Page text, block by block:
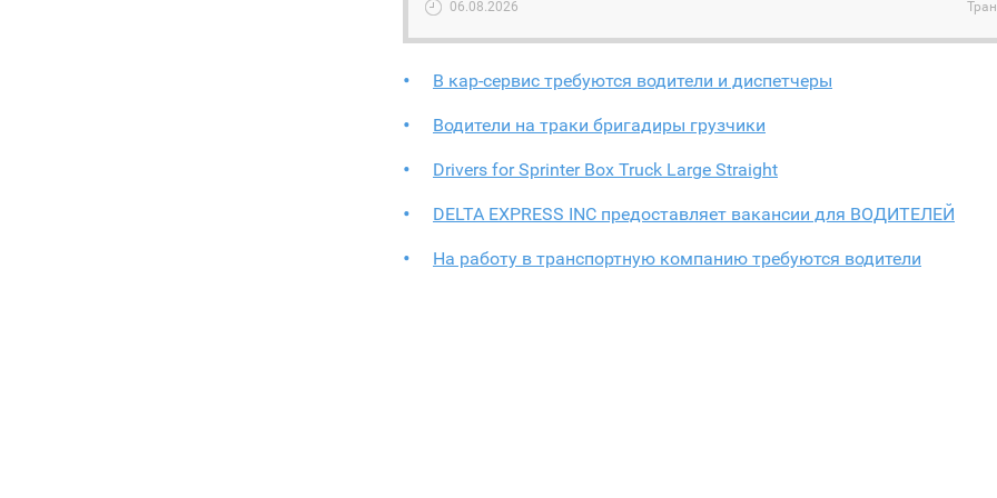
06.08.2026
В кар-сервис требуются водители и диспетчеры
Водители на траки бригадиры грузчики
Drivers for Sprinter Box Truck Large Straight
DELTA EXPRESS INC предоставляет вакансии для ВОДИТЕЛЕЙ
На работу в транспортную компанию требуются водители